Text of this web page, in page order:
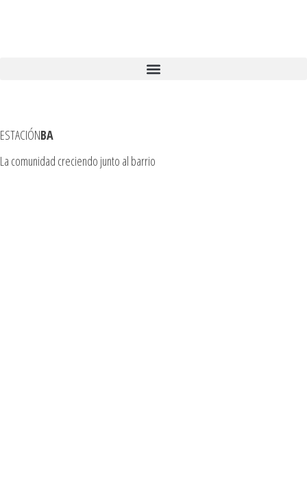
ESTACIÓNBA
La comunidad creciendo junto al barrio